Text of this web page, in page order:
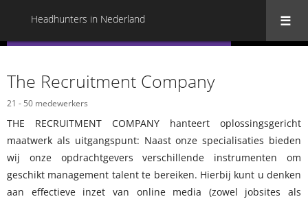
Headhunters in Nederland
The Recruitment Company
21 - 50 medewerkers
THE RECRUITMENT COMPANY hanteert oplossingsgericht
maatwerk als uitgangspunt: Naast onze specialisaties bieden
wij onze opdrachtgevers verschillende instrumenten om
geschikt management talent te bereiken. Hierbij kunt u denken
aan effectieve inzet van online media (zowel jobsites als